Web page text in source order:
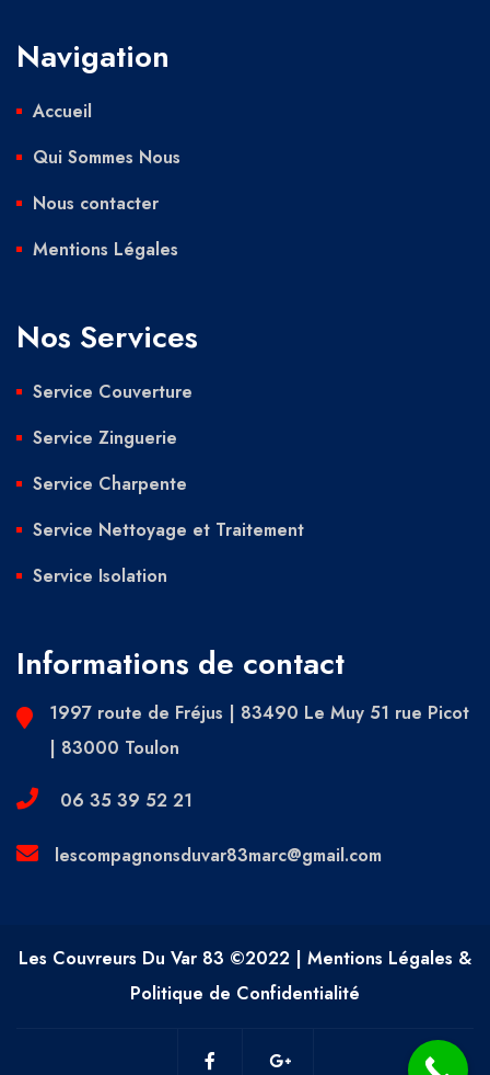
Navigation
Accueil
Qui Sommes Nous
Nous contacter
Mentions Légales
Nos Services
Service Couverture
Service Zinguerie
Service Charpente
Service Nettoyage et Traitement
Service Isolation
Informations de contact
1997 route de Fréjus | 83490 Le Muy 51 rue Picot
| 83000 Toulon
06 35 39 52 21
lescompagnonsduvar83marc@gmail.com
Les Couvreurs Du Var 83 ©2022 | Mentions Légales &
Politique de Confidentialité